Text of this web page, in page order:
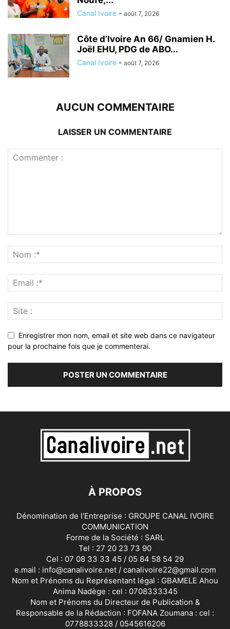
Canal Ivoire - août 7, 2026
Côte d’Ivoire An 66/ Gnamien H.
Joël EHU, PDG de ABO...
Canal Ivoire - août 7, 2026
AUCUN COMMENTAIRE
LAISSER UN COMMENTAIRE
Enregistrer mon nom, email et site web dans ce navigateur
pour la prochaine fois que je commenterai.
À PROPOS
Dénomination de l’Entreprise : GROUPE CANAL IVOIRE
COMMUNICATION
Forme de la Société : SARL
Tel : 27 20 23 73 90
Cel : 07 08 33 33 45 / 05 84 58 54 29
e.mail : info@canalivoire.net / canalivoire22@gmail.com
Nom et Prénoms du Représentant légal : GBAMELE Ahou
Anima Nadège : cel : 0708333345
Nom et Prénoms du Directeur de Publication &
Responsable de la Rédaction : FOFANA Zoumana : cel :
0778833328 / 0545616206